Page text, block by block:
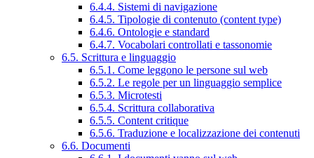
6.4.4. Sistemi di navigazione
6.4.5. Tipologie di contenuto (content type)
6.4.6. Ontologie e standard
6.4.7. Vocabolari controllati e tassonomie
6.5. Scrittura e linguaggio
6.5.1. Come leggono le persone sul web
6.5.2. Le regole per un linguaggio semplice
6.5.3. Microtesti
6.5.4. Scrittura collaborativa
6.5.5. Content critique
6.5.6. Traduzione e localizzazione dei contenuti
6.6. Documenti